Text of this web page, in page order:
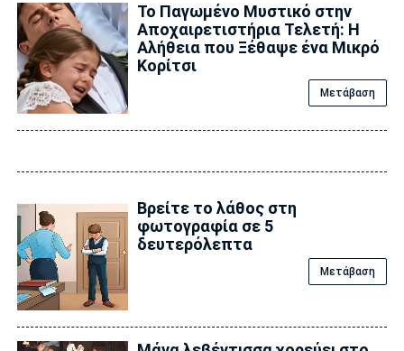
Το Παγωμένο Μυστικό στην
Αποχαιρετιστήρια Τελετή: Η
Αλήθεια που Ξέθαψε ένα Μικρό
Κορίτσι
Μετάβαση
Βρείτε το λάθος στη
φωτογραφία σε 5
δευτερόλεπτα
Μετάβαση